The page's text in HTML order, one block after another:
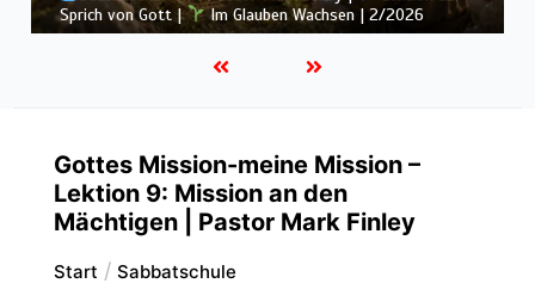
Rückschläge |
Im Glauben Wachsen | 2/2026
Gottes Mission-meine Mission –
Lektion 9: Mission an den
Mächtigen | Pastor Mark Finley
Start Sabbatschule